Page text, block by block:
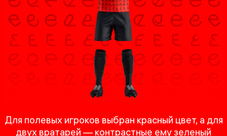
Для полевых игроков выбран красный цвет, а для
двух вратарей — контрастные ему зеленый